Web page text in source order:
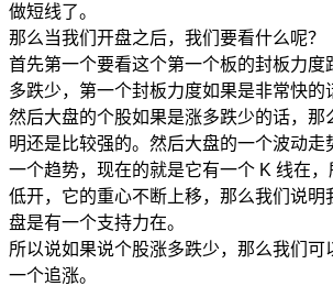
做短线了。
那么当我们开盘之后，我们要看什么呢？
首先第一个要看这个第一个板的封板力度
多跌少，第一个封板力度如果是非常快的
然后大盘的个股如果是涨多跌少的话，那
明还是比较强的。然后大盘的一个波动走
一个趋势，现在的就是它有一个 K 线在
低开，它的重心不断上移，那么我们说明
盘是有一个支持力在。
所以说如果说个股涨多跌少，那么我们可
一个追涨。